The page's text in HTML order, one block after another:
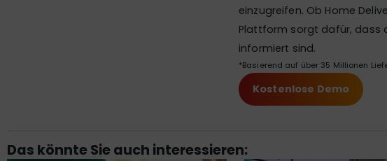
einzugreifen. Ob Home
Plattform sorgt dafür, dass
informiert sind.
*Basierend auf über 35 Millionen
Kostenlose Demo
Das könnte Sie auch interessieren: